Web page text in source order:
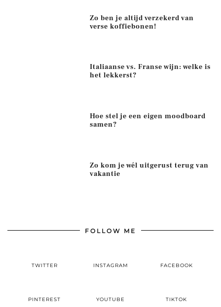
Zo ben je altijd verzekerd van
verse koffiebonen!
Italiaanse vs. Franse wijn: welke is
het lekkerst?
Hoe stel je een eigen moodboard
samen?
Zo kom je wél uitgerust terug van
vakantie
FOLLOW ME
TWITTER INSTAGRAM FACEBOOK
PINTEREST YOUTUBE TIKTOK